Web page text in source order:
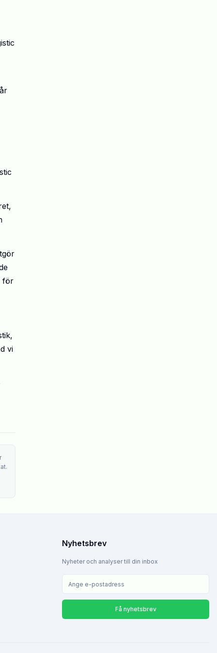
för
vi
Nyhetsbrev
Nyheter och analyser till din inbox
Få nyhetsbrev